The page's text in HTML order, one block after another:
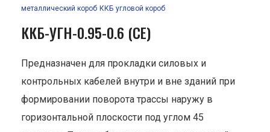
металлический короб ККБ угловой короб
ККБ-УГН-0.95-0.6 (СЕ)
Предназначен для прокладки силовых и
контрольных кабелей внутри и вне зданий при
формировании поворота трассы наружу в
горизонтальной плоскости под углом 45